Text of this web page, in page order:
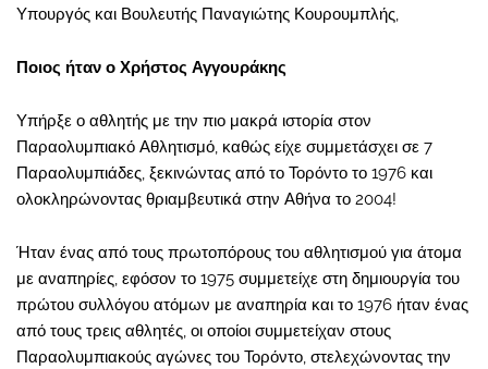
Υπουργός και Βουλευτής Παναγιώτης Κουρουμπλής,
Ποιος ήταν ο Χρήστος Αγγουράκης
Υπήρξε ο αθλητής με την πιο μακρά ιστορία στον
Παραολυμπιακό Αθλητισμό, καθώς είχε συμμετάσχει σε 7
Παραολυμπιάδες, ξεκινώντας από το Τορόντο το 1976 και
ολοκληρώνοντας θριαμβευτικά στην Αθήνα το 2004!
Ήταν ένας από τους πρωτοπόρους του αθλητισμού για άτομα
με αναπηρίες, εφόσον το 1975 συμμετείχε στη δημιουργία του
πρώτου συλλόγου ατόμων με αναπηρία και το 1976 ήταν ένας
από τους τρεις αθλητές, οι οποίοι συμμετείχαν στους
Παραολυμπιακούς αγώνες του Τορόντο, στελεχώνοντας την